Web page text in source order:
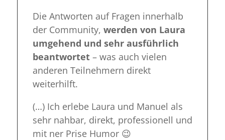
Die Antworten auf Fragen innerhalb
der Community, werden von Laura
umgehend und sehr ausführlich
beantwortet– was auch vielen
anderen Teilnehmern direkt
weiterhilft.
(…) Ich erlebe Laura und Manuel als
sehr nahbar, direkt, professionell und
mit ner Prise Humor 😉